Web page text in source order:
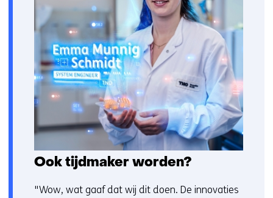
Ook tijdmaker worden?
"Wow, wat gaaf dat wij dit doen. De innovaties